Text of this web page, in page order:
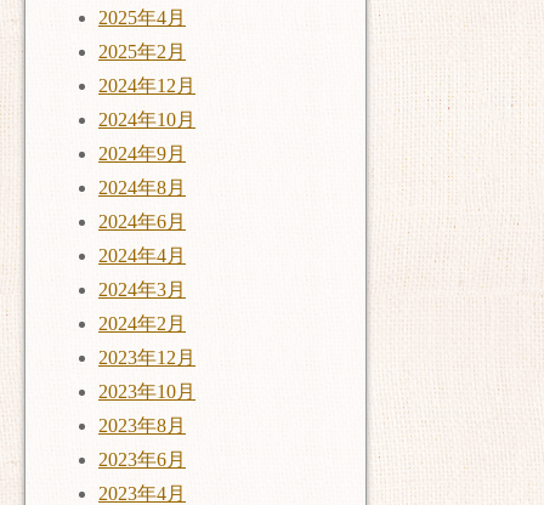
2025年4月
2025年2月
2024年12月
2024年10月
2024年9月
2024年8月
2024年6月
2024年4月
2024年3月
2024年2月
2023年12月
2023年10月
2023年8月
2023年6月
2023年4月